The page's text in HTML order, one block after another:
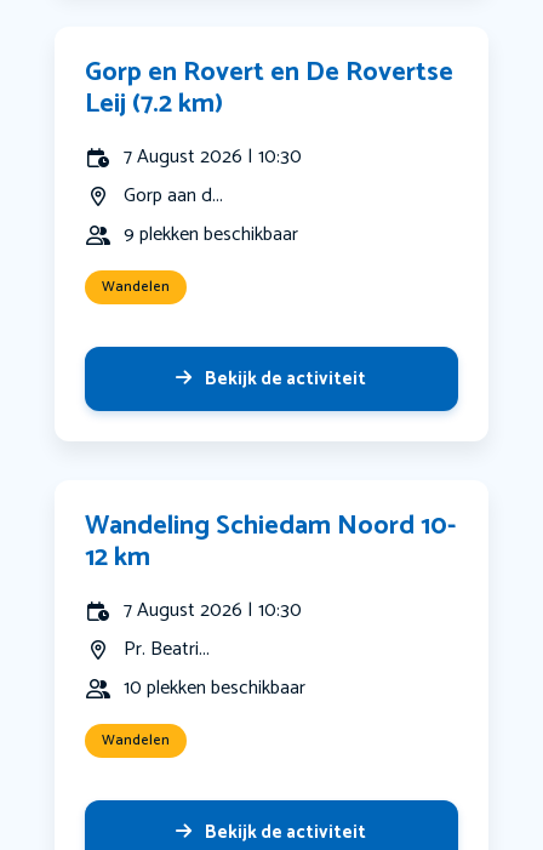
Gorp en Rovert en De Rovertse
Leij (7.2 km)
7 August 2026 | 10:30
Gorp aan d...
9 plekken beschikbaar
Wandelen
Bekijk de activiteit
Wandeling Schiedam Noord 10-
12 km
7 August 2026 | 10:30
Pr. Beatri...
10 plekken beschikbaar
Wandelen
Bekijk de activiteit